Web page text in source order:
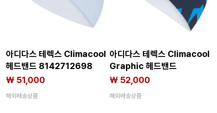
아디다스 테렉스 Climacool
헤드밴드 8142712698
₩ 51,000
해외배송상품
아디다스 테렉스 Climacool
Graphic 헤드밴드
8142712697
₩ 52,000
해외배송상품